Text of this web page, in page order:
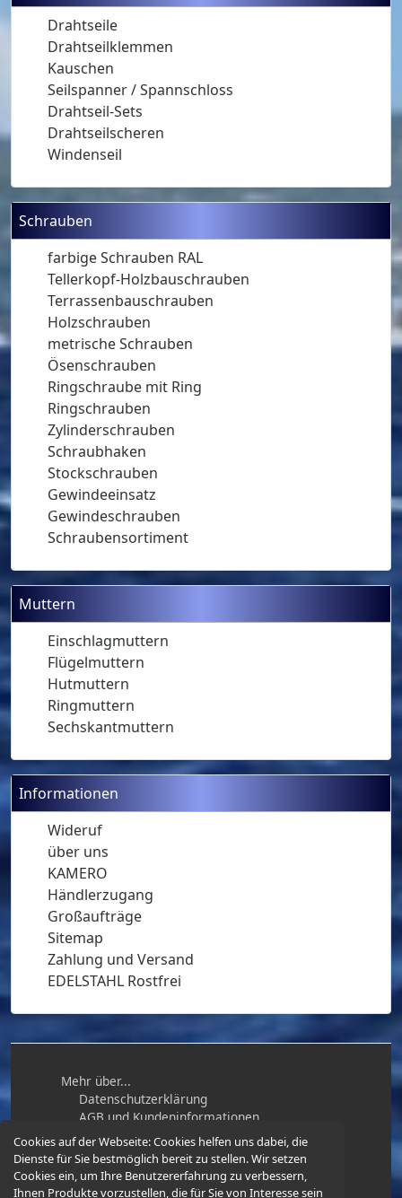
Cookies auf der Webseite:Cookies helfen uns dabei, die
Dienste für Sie bestmöglich bereit zu stellen. Wir setzen
Cookies ein, um Ihre Benutzererfahrung zu verbessern,
Ihnen Produkte vorzustellen, die für Sie von Interesse sein
Drahtseile
Drahtseilklemmen
Kauschen
Seilspanner / Spannschloss
Drahtseil-Sets
Drahtseilscheren
Windenseil
Schrauben
farbige Schrauben RAL
Tellerkopf-Holzbauschrauben
Terrassenbauschrauben
Holzschrauben
metrische Schrauben
Ösenschrauben
Ringschraube mit Ring
Ringschrauben
Zylinderschrauben
Schraubhaken
Stockschrauben
Gewindeeinsatz
Gewindeschrauben
Schraubensortiment
Muttern
Einschlagmuttern
Flügelmuttern
Hutmuttern
Ringmuttern
Sechskantmuttern
Informationen
Wideruf
über uns
KAMERO
Händlerzugang
Großaufträge
Sitemap
Zahlung und Versand
EDELSTAHL Rostfrei
Mehr über...
Datenschutzerklärung
AGB und Kundeninformationen
Impressum
Widerrufsbelehrung / Muster-
Widerrufsformular